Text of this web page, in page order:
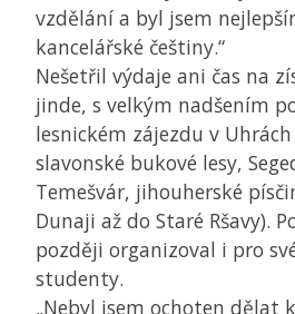
vzdělání a byl jsem
kancelářské češtiny.“
Nešetřil výdaje ani čas na
jinde, s velkým nadšením
lesnickém zájezdu v
slavonské bukové lesy,
Temešvár, jihouherské
Dunaji až do Staré Ršavy).
později organizoval i pro
studenty.
„Nebyl jsem ochoten dělat